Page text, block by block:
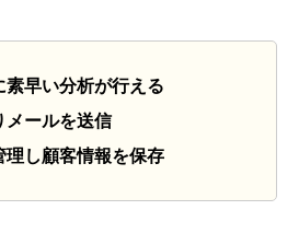
素早い分析が行える
メールを送信
理し顧客情報を保存